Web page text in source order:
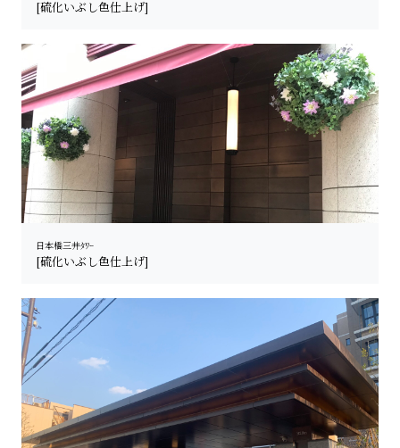
[硫化いぶし色仕上げ]
日本橋三井ﾀﾜｰ
[硫化いぶし色仕上げ]